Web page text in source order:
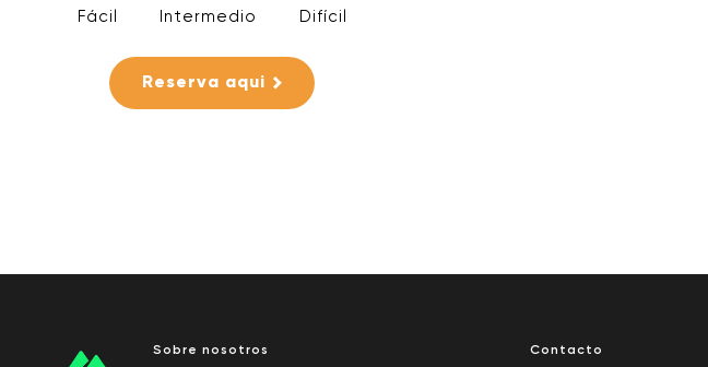
Fácil Intermedio Difícil
Reserva aqui
Sobre nosotros Contacto